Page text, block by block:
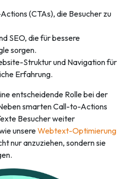
(CTAs), die Besucher zu
SEO, die für bessere
sorgen.
Struktur und Navigation für
Erfahrung.
entscheidende Rolle bei der
smarten Call-to-Actions
Besucher weiter
unsereWebtext-Optimierung
nur anzuziehen, sondern sie